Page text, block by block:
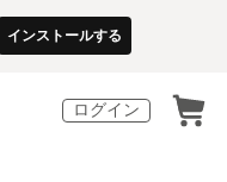
インストールする
ログイン